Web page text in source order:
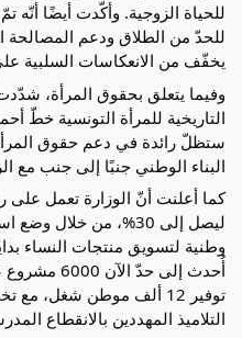
للحياة الزوجية. وأكّدت أيضًا أنّه
للحدّ من الطلاق ودعم المصالحة
يخفّف من الانعكاسات السلبية
وفيما يتعلق بحقوق المرأة،
التاريخية للمرأة التونسية خطّ
ستظلّ رائدة في دعم حقوق
البناء الوطني جنبًا إلى جنب مع
كما أعلنت أنّ الوزارة تعمل على
ليصل إلى 30%، من
أُحدث إلى
توفير 12 ألف موطن شغل،
التلاميذ المهددين بالانقطاع